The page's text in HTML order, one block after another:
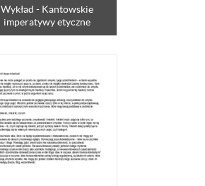
Wykład - Kantowskie
imperatywy etyczne